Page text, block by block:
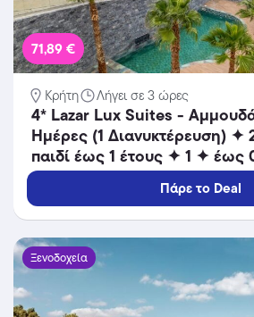
71,89 €
Κρήτη Λήγει σε 3 ώρες
4* Lazar Lux Suites -
Ημέρες (1 Διανυκτέρευση) ✦
παιδί έως 1 έτους ✦ 1 ✦ έως
Κοντά σε παραλία!Πάρε το Deal
Ξενοδοχεία